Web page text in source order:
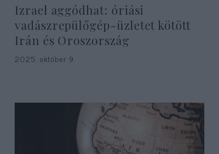
Izrael aggódhat: óriási
vadászrepülőgép-üzletet kötött
Irán és Oroszország
2025. október 9.